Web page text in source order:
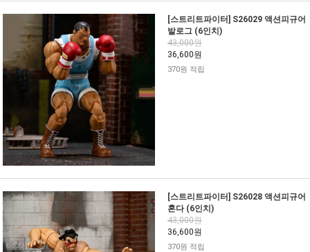
[스트리트파이터] S26029 액션피규어
발로그 (6인치)
43,000원
36,600원
370원 적립
[스트리트파이터] S26028 액션피규어
혼다 (6인치)
43,000원
36,600원
370원 적립